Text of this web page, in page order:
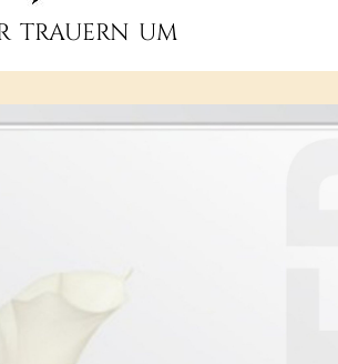
trauern um